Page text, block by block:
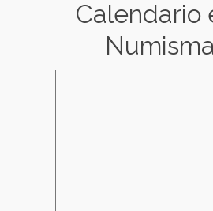
Calendario